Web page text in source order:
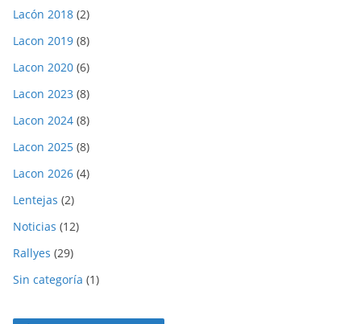
Lacón 2018 (2)
Lacon 2019 (8)
Lacon 2020 (6)
Lacon 2023 (8)
Lacon 2024 (8)
Lacon 2025 (8)
Lacon 2026 (4)
Lentejas (2)
Noticias (12)
Rallyes (29)
Sin categoría (1)